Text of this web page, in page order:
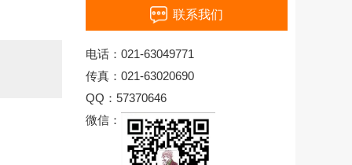
联系我们
电话：021-63049771
传真：021-63020690
QQ：57370646
微信：